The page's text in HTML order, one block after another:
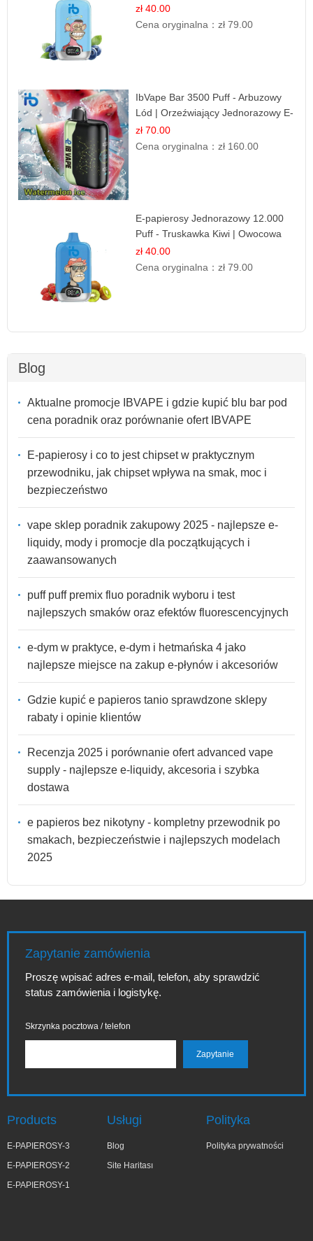
Mocne Doznania
zł 40.00
Cena oryginalna：zł 79.00
IbVape Bar 3500 Puff - Arbuzowy
Lód | Orzeźwiający Jednorazowy E-
papieros
zł 70.00
Cena oryginalna：zł 160.00
E-papierosy Jednorazowy 12.000
Puff - Truskawka Kiwi | Owocowa
Równowaga
zł 40.00
Cena oryginalna：zł 79.00
Blog
Aktualne promocje IBVAPE i gdzie kupić blu bar pod
cena poradnik oraz porównanie ofert IBVAPE
E-papierosy i co to jest chipset w praktycznym
przewodniku, jak chipset wpływa na smak, moc i
bezpieczeństwo
vape sklep poradnik zakupowy 2025 - najlepsze e-
liquidy, mody i promocje dla początkujących i
zaawansowanych
puff puff premix fluo poradnik wyboru i test
najlepszych smaków oraz efektów fluorescencyjnych
e-dym w praktyce, e-dym i hetmańska 4 jako
najlepsze miejsce na zakup e-płynów i akcesoriów
Gdzie kupić e papieros tanio sprawdzone sklepy
rabaty i opinie klientów
Recenzja 2025 i porównanie ofert advanced vape
supply - najlepsze e-liquidy, akcesoria i szybka
dostawa
e papieros bez nikotyny - kompletny przewodnik po
smakach, bezpieczeństwie i najlepszych modelach
2025
Zapytanie zamówienia
Proszę wpisać adres e-mail, telefon, aby sprawdzić
status zamówienia i logistykę.
Skrzynka pocztowa / telefon
Products
E-PAPIEROSY-3
E-PAPIEROSY-2
E-PAPIEROSY-1
Usługi
Blog
Site Haritası
Polityka
Polityka prywatności